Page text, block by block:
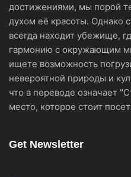
достижениями, мы порой
духом её красоты. Однако
всегда находит убежище,
гармонию с окружающим
ищете возможность
невероятной природы и
что в переводе означает
место, которое стоит
Get Newsletter